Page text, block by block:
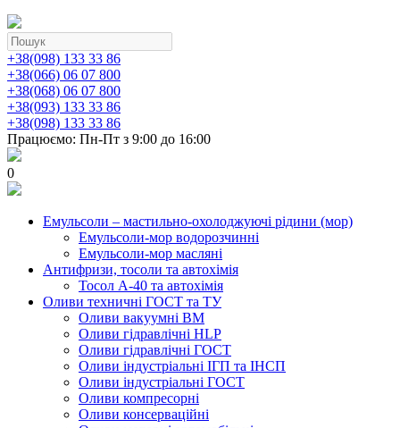
+38(098) 133 33 86
+38(066) 06 07 800
+38(068) 06 07 800
+38(093) 133 33 86
+38(098) 133 33 86
Працюємо: Пн-Пт з 9:00 до 16:00
0
Емульсоли – мастильно-охолоджуючі рідини (мор)
Емульсоли-мор водорозчинні
Емульсоли-мор масляні
Антифризи, тосоли та автохімія
Тосол А-40 та автохімія
Оливи техничні ГОСТ та ТУ
Оливи вакуумні ВМ
Оливи гідравлічні HLP
Оливи гідравлічні ГОСТ
Оливи індустріальні ІГП та ІНСП
Оливи індустріальні ГОСТ
Оливи компресорні
Оливи консерваційні